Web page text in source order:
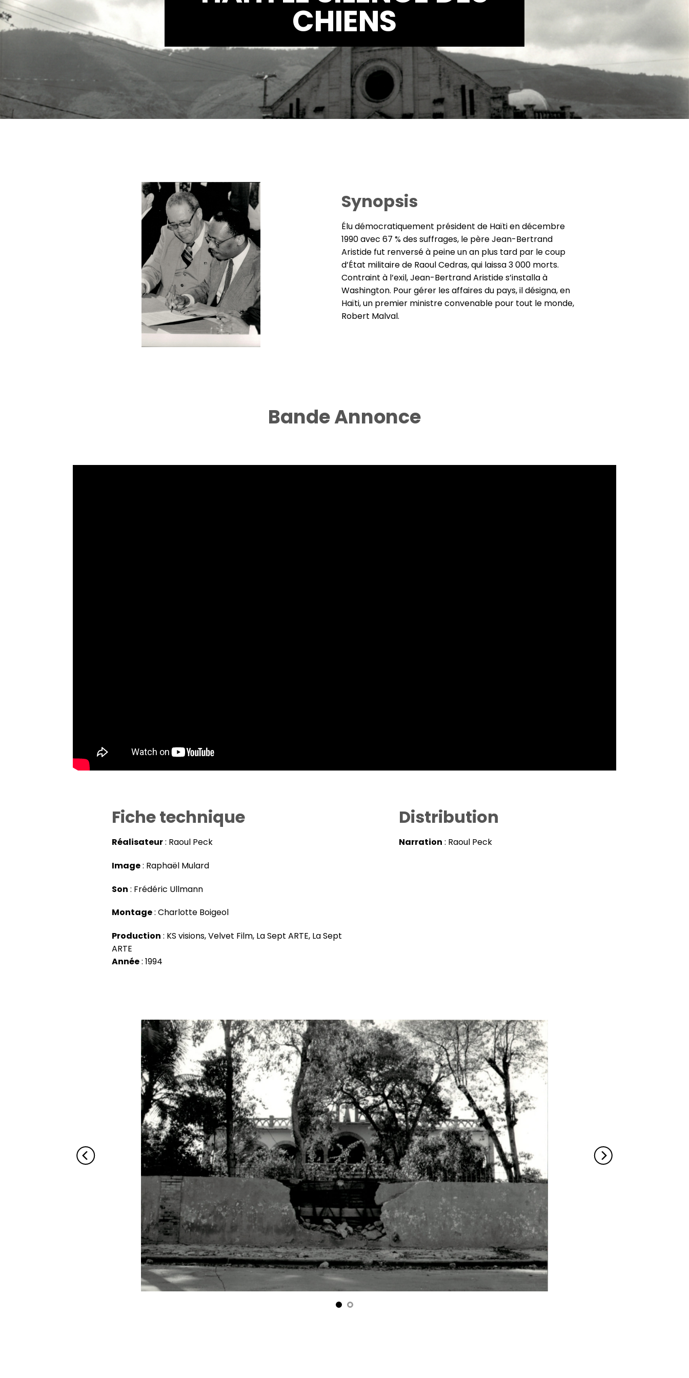
CHIENS
Synopsis
Élu démocratiquement président de Haïti en décembre
1990 avec 67 % des suffrages, le père Jean-Bertrand
Aristide fut renversé à peine un an plus tard par le coup
d’État militaire de Raoul Cedras, qui laissa 3 000 morts.
Contraint à l’exil, Jean-Bertrand Aristide s’installa à
Washington. Pour gérer les affaires du pays, il désigna, en
Haïti, un premier ministre convenable pour tout le monde,
Robert Malval.
Bande Annonce
Fiche technique
Réalisateur: Raoul Peck
Image: Raphaël Mulard
Son : Frédéric Ullmann
Montage: Charlotte Boigeol
Production : KS visions, Velvet Film, La Sept ARTE, La Sept
ARTE
Année: 1994
Distribution
Narration : Raoul Peck